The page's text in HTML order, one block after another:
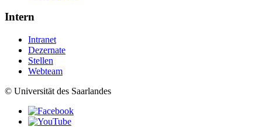
Intern
Intranet
Dezernate
Stellen
Webteam
© Universität des Saarlandes